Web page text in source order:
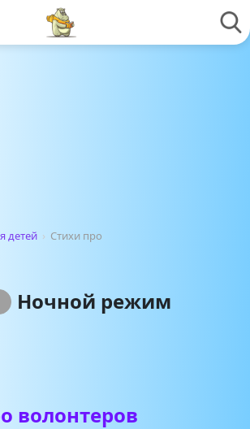
детей › Стихи про
Ночной режим
волонтеров